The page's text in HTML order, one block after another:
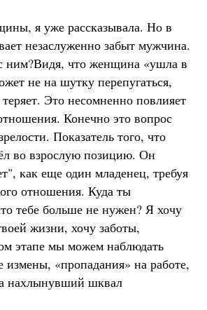
я уже рассказывала. Но в
незаслуженно забыт мужчина.
ним?Видя, что женщина «ушла в
не на шутку перепугаться,
Это несомненно повлияет
Конечно это вопрос
Показатель того, что
во взрослую позицию. Он
как еще один младенец, требуя
отношения. Куда ты
тебе больше не нужен? Я хочу
жизни, хочу заботы,
этапе мы можем наблюдать
измены, «пропадания» на работе,
нахлынувший шквал